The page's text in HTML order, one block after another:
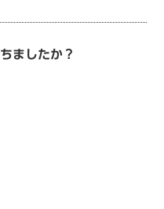
ましたか？